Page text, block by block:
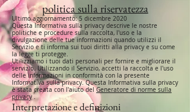
politica sulla riservatezza
Ultimo aggiornamento: 5 dicembre 2020
Questa Informativa sulla privacy descrive le nostre
politiche e procedure sulla raccolta, l'uso e la
divulgazione delle tue informazioni quando utilizzi il
Servizio e ti informa sui tuoi diritti alla privacy e su come
la legge ti protegge.
Utilizziamo i tuoi dati personali per fornire e migliorare il
servizio. Utilizzando il Servizio, accetti la raccolta e l'uso
delle informazioni in conformità con la presente
Informativa sulla privacy. Questa Informativa sulla privacy
è stata creata con l'aiuto delGeneratore di norme sulla
privacy.
Interpretazione e definizioni